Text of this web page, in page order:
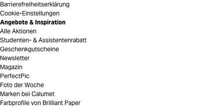
Barrierefreiheitserklärung
Cookie-Einstellungen
Angebote & Inspiration
Alle Aktionen
Studenten- & Assistentenrabatt
Geschenkgutscheine
Newsletter
Magazin
PerfectPic
Foto der Woche
Marken bei Calumet
Farbprofile von Brilliant Paper